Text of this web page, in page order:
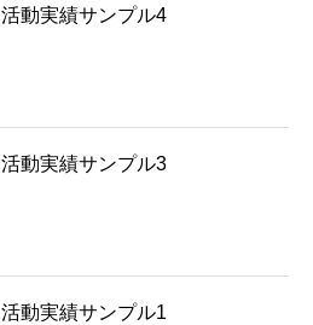
活動実績サンプル4
活動実績サンプル3
活動実績サンプル1